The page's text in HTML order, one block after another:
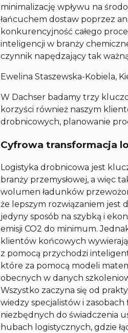
minimalizację wpływu na
łańcuchem dostaw poprzez
konkurencyjność całego
inteligencji w branży
czynnik napędzający tak
Ewelina Staszewska-Kobiela,
W Dachser badamy trzy
korzyści również naszym
drobnicowych, planowanie
Cyfrowa transformacja
Logistyka drobnicowa jest
branży przemysłowej, a więc
wolumen ładunków
że lepszym rozwiązaniem jest
jedyny sposób na szybką i
emisji CO2 do minimum.
klientów końcowych
z pomocą przychodzi
które za pomocą modeli
obecnych w danych
Wszystko zaczyna się od
wiedzy specjalistów i
niezbędnych do świadczenia
hubach logistycznych, gdzie